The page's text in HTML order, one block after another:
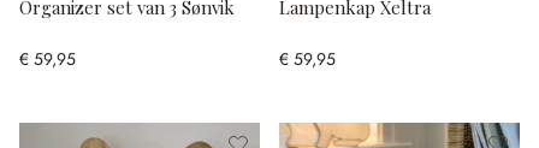
Organizer set van 3 Sønvik
€ 59,95
Lampenkap Xeltra
€ 59,95